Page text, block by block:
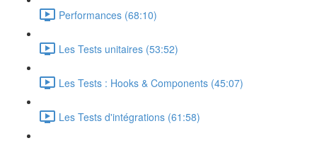
Performances (68:10)
Les Tests unitaires (53:52)
Les Tests : Hooks & Components (45:07)
Les Tests d'intégrations (61:58)